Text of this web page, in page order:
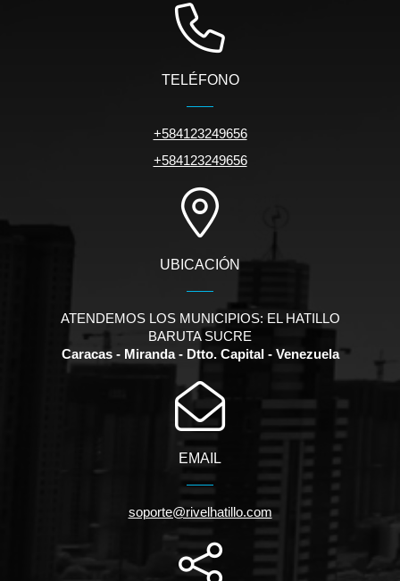
TELÉFONO
+584123249656
+584123249656
UBICACIÓN
ATENDEMOS LOS MUNICIPIOS: EL HATILLO
BARUTA SUCRE
Caracas - Miranda - Dtto. Capital - Venezuela
EMAIL
soporte@rivelhatillo.com